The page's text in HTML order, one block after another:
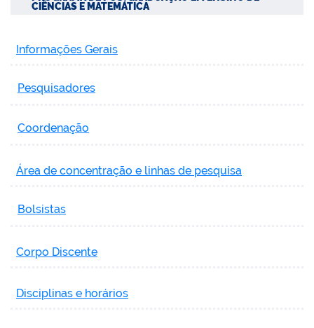
CIÊNCIAS E MATEMÁTICA
Informações Gerais
Pesquisadores
Coordenação
Área de concentração e linhas de pesquisa
Bolsistas
Corpo Discente
Disciplinas e horários